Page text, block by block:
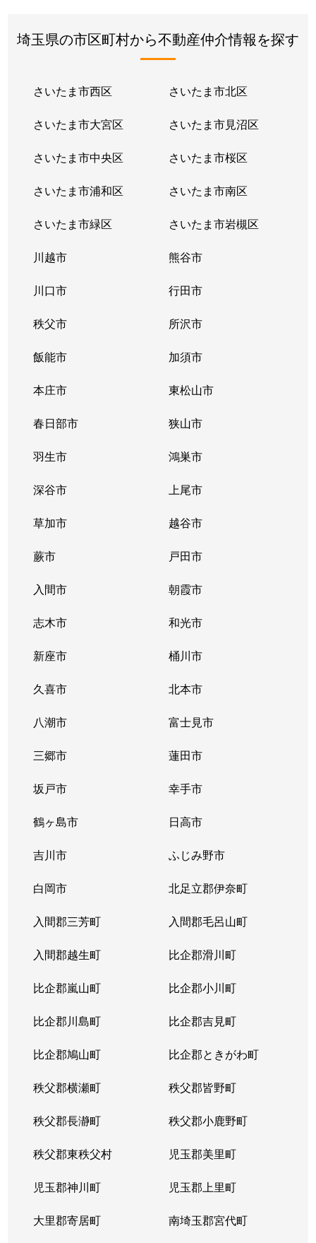
埼玉県の市区町村から不動産仲介情報を探す
さいたま市西区 さいたま市北区
さいたま市大宮区 さいたま市見沼区
さいたま市中央区 さいたま市桜区
さいたま市浦和区 さいたま市南区
さいたま市緑区 さいたま市岩槻区
川越市 熊谷市
川口市 行田市
秩父市 所沢市
飯能市 加須市
本庄市 東松山市
春日部市 狭山市
羽生市 鴻巣市
深谷市 上尾市
草加市 越谷市
蕨市 戸田市
入間市 朝霞市
志木市 和光市
新座市 桶川市
久喜市 北本市
八潮市 富士見市
三郷市 蓮田市
坂戸市 幸手市
鶴ヶ島市 日高市
吉川市 ふじみ野市
白岡市 北足立郡伊奈町
入間郡三芳町 入間郡毛呂山町
入間郡越生町 比企郡滑川町
比企郡嵐山町 比企郡小川町
比企郡川島町 比企郡吉見町
比企郡鳩山町 比企郡ときがわ町
秩父郡横瀬町 秩父郡皆野町
秩父郡長瀞町 秩父郡小鹿野町
秩父郡東秩父村 児玉郡美里町
児玉郡神川町 児玉郡上里町
大里郡寄居町 南埼玉郡宮代町